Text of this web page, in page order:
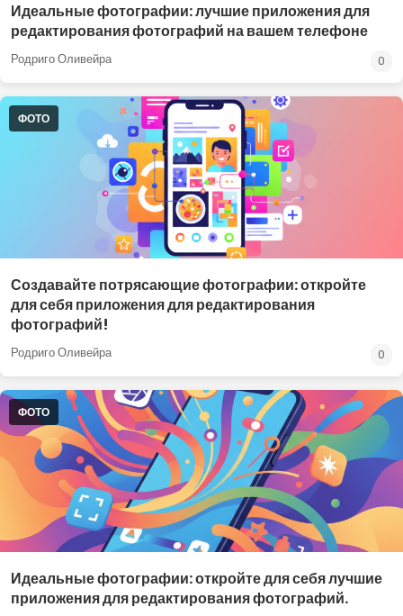
Идеальные фотографии: лучшие приложения для
редактирования фотографий на вашем телефоне
Родриго Оливейра 0
ФОТО
Создавайте потрясающие фотографии: откройте
для себя приложения для редактирования
фотографий!
Родриго Оливейра 0
ФОТО
Идеальные фотографии: откройте для себя лучшие
приложения для редактирования фотографий.